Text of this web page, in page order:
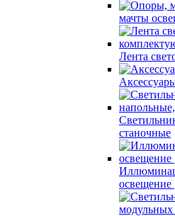
мачты
Лента
станочные
освещение